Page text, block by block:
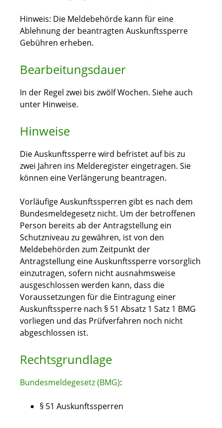
Hinweis: Die Meldebehörde kann für eine
Ablehnung der beantragten Auskunftssperre
Gebühren erheben.
Bearbeitungsdauer
In der Regel zwei bis zwölf Wochen. Siehe auch
unter Hinweise.
Hinweise
Die Auskunftssperre wird befristet auf bis zu
zwei Jahren ins Melderegister eingetragen. Sie
können eine Verlängerung beantragen.
Vorläufige Auskunftssperren gibt es nach dem
Bundesmeldegesetz nicht. Um der betroffenen
Person bereits ab der Antragstellung ein
Schutzniveau zu gewähren, ist von den
Meldebehörden zum Zeitpunkt der
Antragstellung eine Auskunftssperre vorsorglich
einzutragen, sofern nicht ausnahmsweise
ausgeschlossen werden kann, dass die
Voraussetzungen für die Eintragung einer
Auskunftssperre nach § 51 Absatz 1 Satz 1 BMG
vorliegen und das Prüfverfahren noch nicht
abgeschlossen ist.
Rechtsgrundlage
Bundesmeldegesetz (BMG):
§ 51 Auskunftssperren